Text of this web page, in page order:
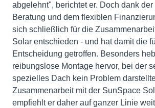
abgelehnt", berichtet er. Doch dank
Beratung und dem flexiblen
sich schließlich für die
Solar entschieden - und hat damit die
Entscheidung getroffen. Besonders
reibungslose Montage hervor, bei der
spezielles Dach kein Problem
Zusammenarbeit mit der SunSpace
empfiehlt er daher auf ganzer Linie